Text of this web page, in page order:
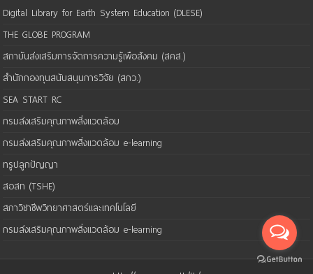
Digital Library for Earth System Education (DLESE)
THE GLOBE PROGRAM
สถาบันส่งเสริมการจัดการความรู้เพือสังคม (สคส.)
สำนักกองทุนสนับสนุนการวิจัย (สกว.)
SEA START RC
กรมส่งเสริมคุณภาพสิ่งแวดล้อม
กรมส่งเสริมคุณภาพสิ่งแวดล้อม e-learning
ทรูปลูกปัญญา
สอสท (TSHE)
สภาวิชาชีพวิทยาศาสตร์และเทคโนโลยี
กรมส่งเสริมคุณภาพสิ่งแวดล้อม e-learning